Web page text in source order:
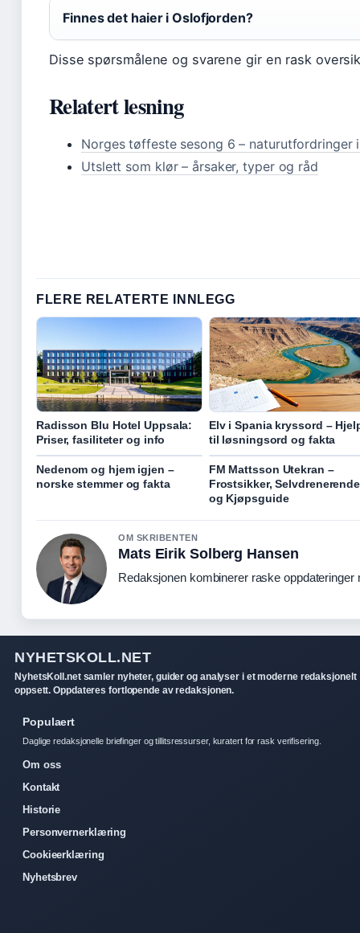
Finnes det haier i Oslofjorden?
Disse spørsmålene og svarene gir en rask
Relatert lesning
Norges tøffeste sesong 6 – naturutfordringer
Utslett som klør – årsaker, typer og råd
FLERE RELATERTE INNLEGG
Radisson Blu Hotel Uppsala:
Priser, fasiliteter og info
Elv i Spania kryssord –
til løsningsord og fakta
Nedenom og hjem igjen –
norske stemmer og fakta
FM Mattsson Utekran –
Frostsikker, Selvdrenerende
og Kjøpsguide
OM SKRIBENTEN
Mats Eirik Solberg Hansen
Redaksjonen kombinerer raske oppdateringer
NYHETSKOLL.NET
NyhetsKoll.net samler nyheter, guider og analyser i et moderne redaksjonelt
oppsett. Oppdateres fortlopende av redaksjonen.
Populaert
Daglige redaksjonelle briefinger og tillitsressurser, kuratert for rask verifisering.
Om oss
Kontakt
Historie
Personvernerklæring
Cookieerklæring
Nyhetsbrev